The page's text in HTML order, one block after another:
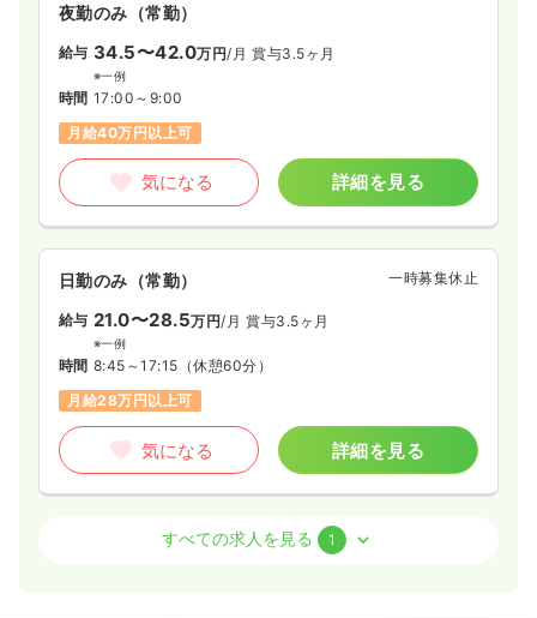
夜勤のみ（常勤）
給与 34.5〜42.0万円/月 賞与3.5ヶ月
※一例
時間 17:00～9:00
月給40万円以上可
気になる 詳細を見る
日勤のみ（常勤） 一時募集休止
給与 21.0〜28.5万円/月 賞与3.5ヶ月
※一例
時間 8:45～17:15 （休憩60分）
月給28万円以上可
気になる 詳細を見る
すべての求人を見る 1